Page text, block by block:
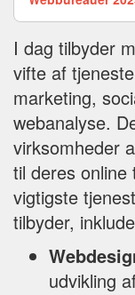
I dag tilbyder
vifte af
marketing,
webanalyse.
virksomheder
til deres
vigtigste
tilbyder,
udvikling